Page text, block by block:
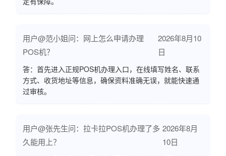
用户@范小姐问：网上怎么申请办理
POS机？
2026年8月10
日
答：首先进入正规POS机办理入口，在线填写姓名、联系
方式、收货地址等信息，确保资料准确无误，就能快速通
过审核。
用户@张先生问：拉卡拉POS机办理了多
久能用上？
2026年8月
10日